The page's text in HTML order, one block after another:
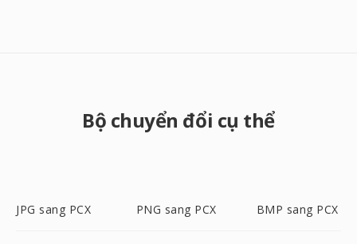
Bộ chuyển đổi cụ thể
JPG sang PCX PNG sang PCX BMP sang PCX